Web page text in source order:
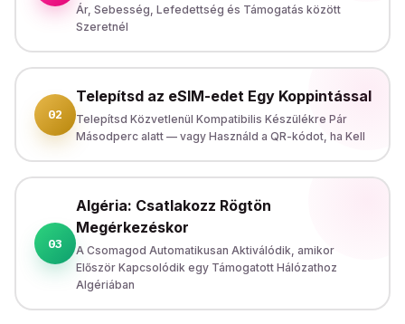
Ár, Sebesség, Lefedettség és Támogatás között
Szeretnél
02
Telepítsd az eSIM-edet Egy Koppintással
Telepítsd Közvetlenül Kompatibilis Készülékre Pár
Másodperc alatt — vagy Használd a QR-kódot, ha Kell
03
Algéria: Csatlakozz Rögtön
Megérkezéskor
A Csomagod Automatikusan Aktiválódik, amikor
Először Kapcsolódik egy Támogatott Hálózathoz
Algériában